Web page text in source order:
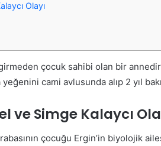
Olayı
çocuk sahibi olan bir
cami avlusunda alıp 2 yıl
ve Simge Kalaycı
çocuğu Ergin’in biyolojik